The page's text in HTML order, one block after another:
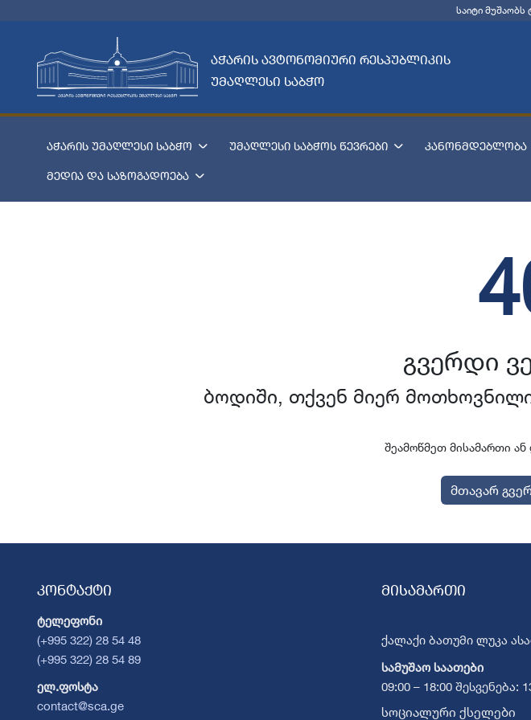
საიტი მუშაობს
აჭარის ავტონომიური რესპუბლიკის
უმაღლესი საბჭო
აჭარის უმაღლესი საბჭო უმაღლესი საბჭოს წევრები კანონმდებლობა
მედია და საზოგადოება
გვერდი
ბოდიში, თქვენ მიერ
შეამოწმეთ მისამართი
მთავარ
კონტაქტი
ტელეფონი
(+995 322) 28 54 48
(+995 322) 28 54 89
ელ.ფოსტა
contact@sca.ge
მისამართი
ქალაქი ბათუმი ლუკა
სამუშაო საათები
09:00 – 18:00 შესვენება:
სოციალური ქსელები